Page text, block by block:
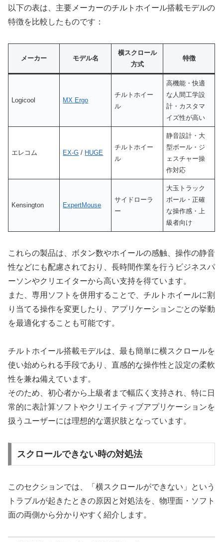
以下の表は、主要メーカーのチルトホイール搭載モデルの
特徴を比較したものです：
メーカー モデル名
横スクロール
方式
特徴
Logicool MX Ergo
チルトホイー
ル
高機能・快適
な人間工学設
計・カスタマ
イズ性が高い
エレコム EX-G / HUGE
チルトホイー
ル
静音設計・大
型ボール・ジ
ェスチャー操
作対応
Kensington ExpertMouse
サイドローラ
ー
大玉トラック
ボール・正確
な操作感・上
級者向け
これらの製品は、ボタン数やホイールの感触、操作の静音
性などにも配慮されており、長時間作業を行うビジネスパ
ーソンやクリエイターから高い支持を得ています。
また、専用ソフトを併用することで、チルトホイールに割
り当てる操作を変更したり、アプリケーションごとの挙動
を最適化することも可能です。
チルトホイール搭載モデルは、最も簡単に横スクロールを
使い始められる手段であり、直感的な操作性と設定の柔軟
性を兼ね備えています。
そのため、初心者から上級者まで幅広く支持され、特に日
常的に表計算ソフトやクリエイティブアプリケーションを
扱うユーザーには理想的な選択肢となっています。
スクロールできない時の対処法
このセクションでは、「横スクロールができない」という
トラブルが起きたときの原因と対処法を、物理面・ソフト
面の両側から分かりやすく紹介します。